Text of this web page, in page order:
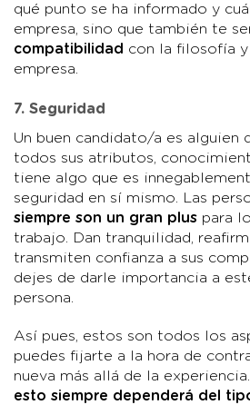
qué punto se ha informado y
empresa, sino que también te
compatibilidad con la filosofía
empresa.
7. Seguridad
Un buen candidato/a es alguien
todos sus atributos,
tiene algo que es
seguridad en sí mismo. Las
siempre son un gran plus para
trabajo. Dan tranquilidad,
transmiten confianza a sus
dejes de darle importancia a
persona.
Así pues, estos son todos los
puedes fijarte a la hora de
nueva más allá de la
esto siempre dependerá del